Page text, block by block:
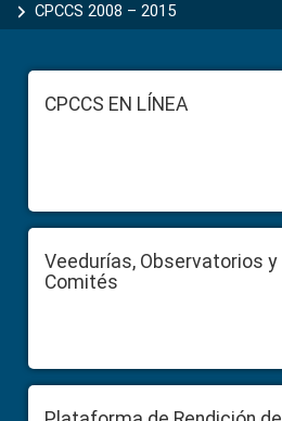
CPCCS 2008 – 2015
FooterCPCCS EN LÍNEA
Veedurías, Observatorios y
Comités